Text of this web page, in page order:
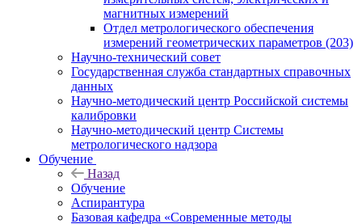
магнитных измерений
Отдел метрологического обеспечения
измерений геометрических параметров (203)
Научно-технический совет
Государственная служба стандартных справочных
данных
Научно-методический центр Российской системы
калибровки
Научно-методический центр Системы
метрологического надзора
Обучение
Назад
Обучение
Аспирантура
Базовая кафедра «Современные методы